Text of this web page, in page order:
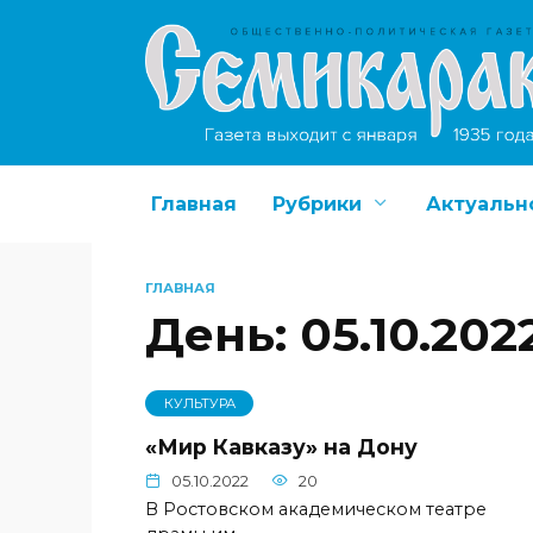
Главная Рубрики
ГЛАВНАЯ
День:
КУЛЬТУРА
«Мир Кавказу» на Дону
05.10.2022 20
В Ростовском академическом театре